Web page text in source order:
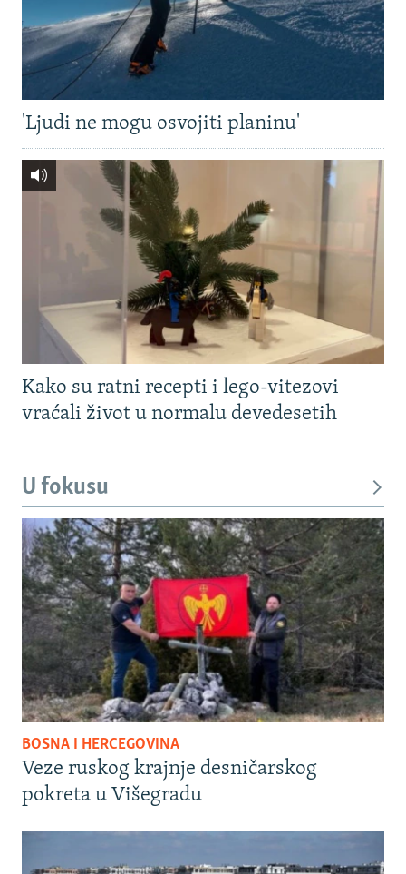
'Ljudi ne mogu osvojiti planinu'
Kako su ratni recepti i lego-vitezovi
vraćali život u normalu devedesetih
U fokusu
BOSNA I HERCEGOVINA
Veze ruskog krajnje desničarskog
pokreta u Višegradu